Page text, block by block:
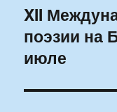
Следующая
запись:
XII
поэзии на
июле